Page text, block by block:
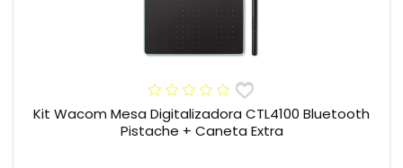
Kit Wacom Mesa Digitalizadora CTL4100 Bluetooth
Pistache + Caneta Extra